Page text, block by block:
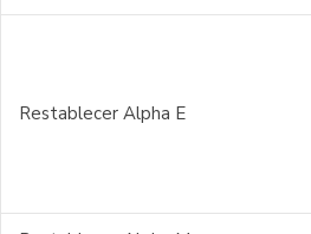
Restablecer Alpha E